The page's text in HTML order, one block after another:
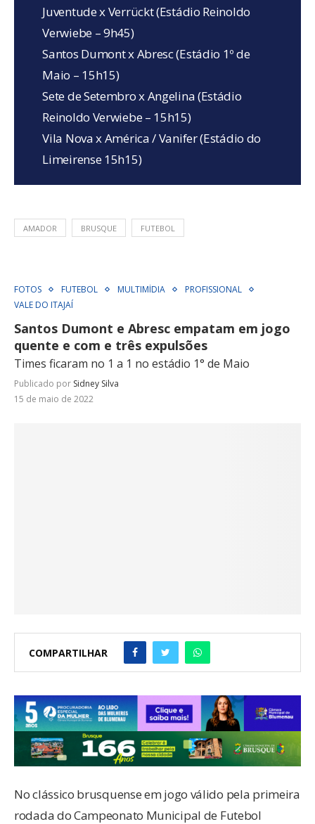
Juventude x Verrückt (Estádio Reinoldo
Verwiebe – 9h45)
Santos Dumont x Abresc (Estádio 1º de
Maio – 15h15)
Sete de Setembro x Angelina (Estádio
Reinoldo Verwiebe – 15h15)
Vila Nova x América / Vanifer (Estádio do
Limeirense 15h15)
AMADOR BRUSQUE FUTEBOL
FOTOS FUTEBOL MULTIMÍDIA
PROFISSIONAL
VALE DO ITAJAÍ
Santos Dumont e Abresc empatam em jogo
quente e com e três expulsões
Times ficaram no 1 a 1 no estádio 1° de Maio
Publicado por Sidney Silva
15 de maio de 2022
COMPARTILHAR
No clássico brusquense em jogo válido pela primeira
rodada do Campeonato Municipal de Futebol